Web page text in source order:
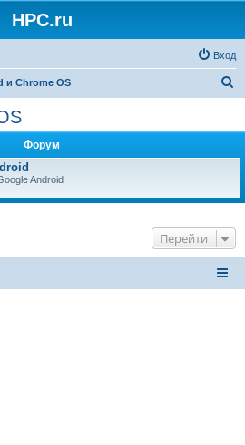
HPC.ru
Вход
и Chrome OS
Форум
Android
Перейти